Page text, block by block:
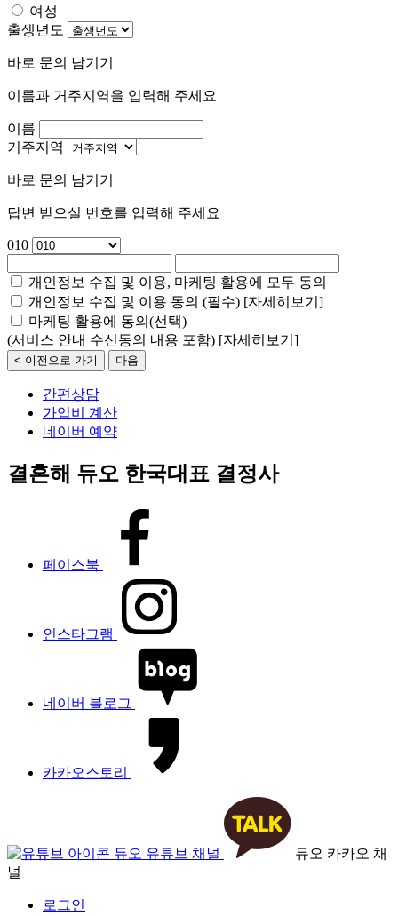
여성
출생년도
바로 문의 남기기
이름과 거주지역을 입력해 주세요
이름
거주지역
바로 문의 남기기
답변 받으실 번호를 입력해 주세요
010
개인정보 수집 및 이용, 마케팅 활용에 모두 동의
개인정보 수집 및 이용 동의 (필수) [자세히보기]
마케팅 활용에 동의(선택)
(서비스 안내 수신동의 내용 포함) [자세히보기]
< 이전으로 가기 다음
간편상담
가입비 계산
네이버 예약
결혼해 듀오 한국대표 결정사
페이스북
인스타그램
네이버 블로그
카카오스토리
듀오 유튜브 채널
듀오 카카오 채
널
로그인